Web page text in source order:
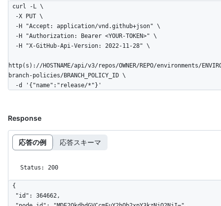
curl -L \
http(s)://HOSTNAME/api/v3/repos/OWNER/REPO/environments/
branch-policies/BRANCH_POLICY_ID \
  -d '{"name":"release/*"}'
Response
応答の例 応答スキーマ
Status: 200
{